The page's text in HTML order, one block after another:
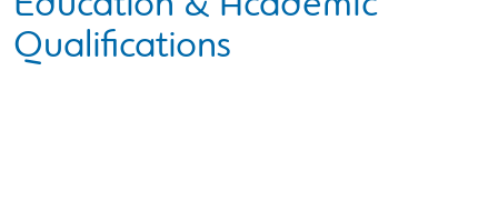
Qualifications